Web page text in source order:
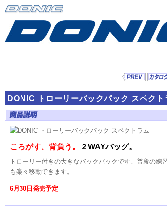
DONIC トローリーバックパック スペクト
ころがす、背負う。 ２WAYバッグ。
トローリー付きの大きなバックパックです。普段の練
も楽々移動できます。
6月30日発売予定